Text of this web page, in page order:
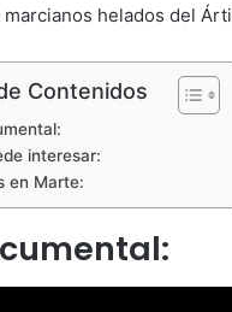
helados del
Contenidos
interesar:
en Marte: